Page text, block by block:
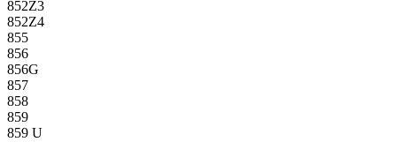
852Z3
852Z4
855
856
856G
857
858
859
859 U